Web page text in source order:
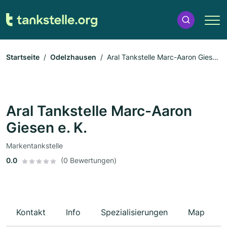
Startseite Odelzhausen
Aral Tankstelle Marc-Aaron Giesen
Aral Tankstelle Marc-Aaron
Giesen e. K.
Markentankstelle
0.0
(0 Bewertungen)
Kontakt Info Spezialisierungen Map